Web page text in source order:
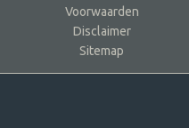
Voorwaarden
Disclaimer
Sitemap